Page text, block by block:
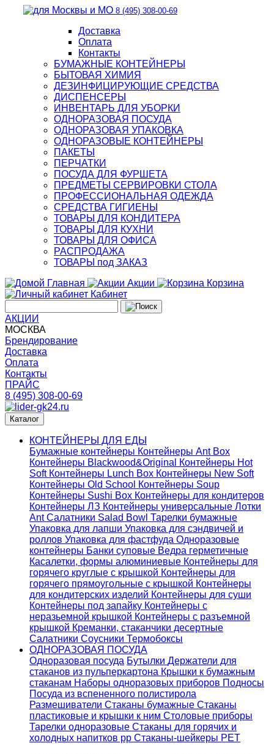
8 (495) 308-00-69
Доставка
Оплата
Контакты
БУМАЖНЫЕ КОНТЕЙНЕРЫ
БЫТОВАЯ ХИМИЯ
ДЕЗИНФИЦИРУЮЩИЕ СРЕДСТВА
ДИСПЕНСЕРЫ
ИНВЕНТАРЬ ДЛЯ УБОРКИ
ОДНОРАЗОВАЯ ПОСУДА
ОДНОРАЗОВАЯ УПАКОВКА
ОДНОРАЗОВЫЕ КОНТЕЙНЕРЫ
ПАКЕТЫ
ПЕРЧАТКИ
ПОСУДА ДЛЯ ФУРШЕТА
ПРЕДМЕТЫ СЕРВИРОВКИ СТОЛА
ПРОФЕССИОНАЛЬНАЯ ОДЕЖДА
СРЕДСТВА ГИГИЕНЫ
ТОВАРЫ ДЛЯ КОНДИТЕРА
ТОВАРЫ ДЛЯ КУХНИ
ТОВАРЫ ДЛЯ ОФИСА
РАСПРОДАЖА
ТОВАРЫ под ЗАКАЗ
Главная
Акции
Корзина
Кабинет
АКЦИИ
МОСКВА
Брендирование
Доставка
Оплата
Контакты
ПРАЙС
8 (495) 308-00-69
Каталог
КОНТЕЙНЕРЫ ДЛЯ ЕДЫ
Бумажные контейнеры Контейнеры Ant Box
Контейнеры Blackwood&Original
Контейнеры Hot
Soft Контейнеры Lunch Box Контейнеры New Soft
Контейнеры Old School Контейнеры Soup
Контейнеры Sushi Box Контейнеры для кондитеров
Контейнеры ЛЗ Контейнеры универсальные Лотки
AntСалатники Salad Bowl Тарелки бумажные
Упаковка для лапши Упаковка для сэндвичей и
роллов Упаковка для фастфуда Одноразовые
контейнеры Банки суповые Ведра герметичные
Касалетки, формы алюминиевые Контейнеры для
горячего круглые с крышкой Контейнеры для
горячего прямоугольные с крышкой Контейнеры
для кондитерских изделий Контейнеры для суши
Контейнеры под запайку Контейнеры с
неразьемной крышкой Контейнеры с разъемной
крышкой Креманки, стаканчики десертные
Салатники Соусники Термобоксы
ОДНОРАЗОВАЯ ПОСУДА
Одноразовая посуда Бутылки Держатели для
стаканов из пульперкартона Крышки к бумажным
стаканам Наборы одноразовых приборов Подносы
Посуда из вспененного полистирола
Размешиватели Стаканы бумажные Стаканы
пластиковые и крышки к ним Столовые приборы
Тарелки одноразовые Стаканы для горячих и
холодных напитков pp Стаканы-шейкеры PET